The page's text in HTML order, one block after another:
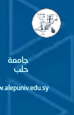
جامعة
www.alepuniv.edu.sy